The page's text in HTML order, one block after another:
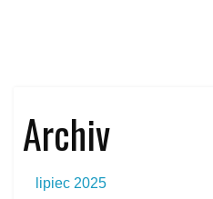
Archiv
lipiec 2025